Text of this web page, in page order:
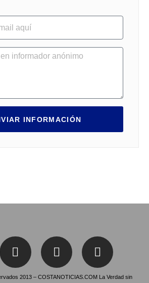
INFORMACIÓN
2013 – COSTANOTICIAS.COM La Verdad sin